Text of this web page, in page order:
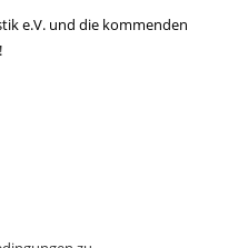
e.V. und die kommenden